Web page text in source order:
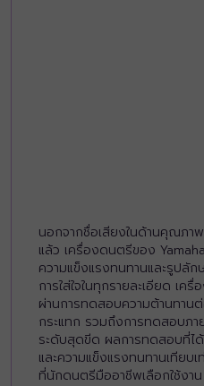
นอกจากชื่อเสียงในด้านคุณภาพ
แล้ว เครื่องดนตรีของ
ความแข็งแรงทนทานและรูปลั
การใส่ใจในทุกรายละเอียด เค
ผ่านการทดสอบความต้านทาน
กระแทก รวมถึงการทดสอบภ
ระดับสุดขีด ผลการทดสอบที่ไ
และความแข็งแรงทนทานเทีย
ที่นักดนตรีมืออาชีพเลือกใช้งาน